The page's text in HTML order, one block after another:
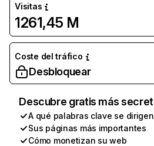
Visitas
1261,45 M
Coste del tráfico
Desbloquear
Descubre gratis más
A qué palabras clave se dirigen
Sus páginas más importantes
Cómo monetizan su web